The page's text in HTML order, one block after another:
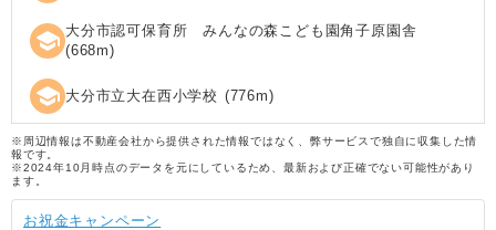
school 大分市認可保育所 みんなの森こども園角子原園舎
(668m)
school 大分市立大在西小学校 (776m)
※周辺情報は不動産会社から提供された情報ではなく、弊サービスで独自に収集した情
報です。
※2024年10月時点のデータを元にしているため、最新および正確でない可能性があり
ます。
お祝金キャンペーン